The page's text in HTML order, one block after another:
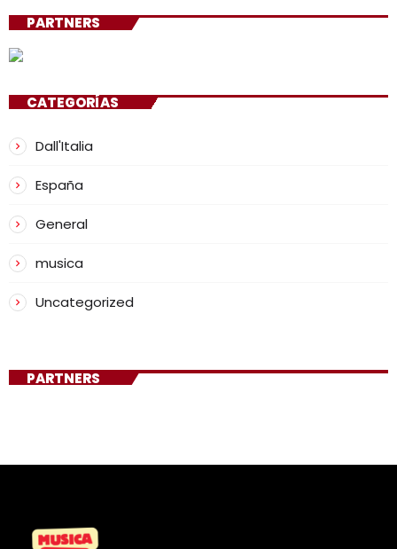
PARTNERS
CATEGORÍAS
Dall'Italia
España
General
musica
Uncategorized
PARTNERS